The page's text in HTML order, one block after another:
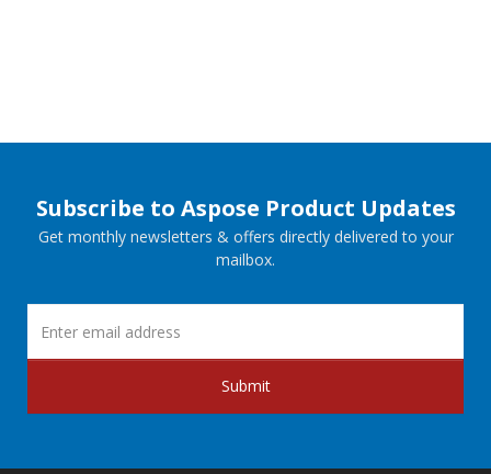
Subscribe to Aspose Product Updates
Get monthly newsletters & offers directly delivered to your
mailbox.
Submit